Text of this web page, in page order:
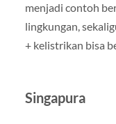
menjadi contoh
lingkungan,
+ kelistrikan bisa
Singapura